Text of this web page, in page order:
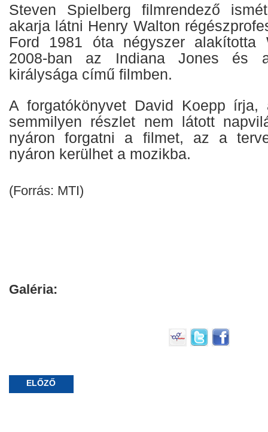
Steven Spielberg filmrendező
akarja látni Henry Walton
Ford 1981 óta négyszer alakította
2008-ban az Indiana Jones és a
királysága című filmben.
A forgatókönyvet David Koepp írja,
semmilyen részlet nem látott
nyáron forgatni a filmet, az a
nyáron kerülhet a mozikba.
(Forrás: MTI)
Galéria:
ELŐZŐ